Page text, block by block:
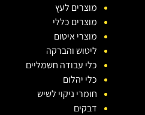
מוצרים לעץ
מוצרים כללי
מוצרי איטום
ליטוש והברקה
כלי עבודה חשמליים
כלי יהלום
חומרי ניקוי לשיש
דבקים